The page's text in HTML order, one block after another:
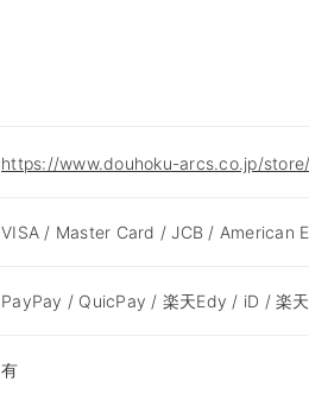
https://www.douhoku-arcs.co.jp/
VISA / Master Card / JCB / American
PayPay / QuicPay / 楽天Edy / iD / 楽
有